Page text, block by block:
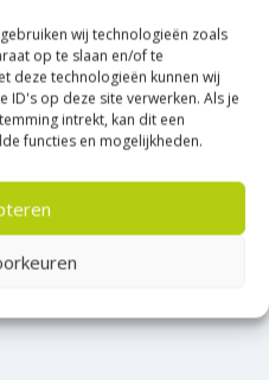
wij technologieën zoals
op te slaan en/of te
deze technologieën kunnen wij
ID's op deze site verwerken. Als je
intrekt, kan dit een
functies en mogelijkheden.
vind je in het
XXL in Heerde!